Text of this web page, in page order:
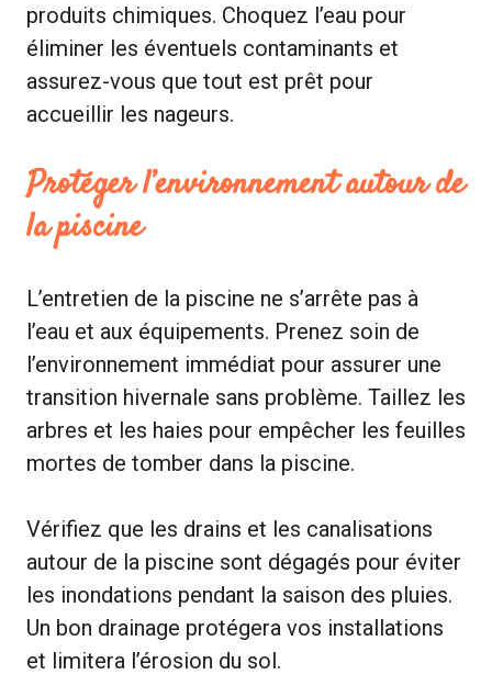
produits chimiques. Choquez l’eau pour
éliminer les éventuels contaminants et
assurez-vous que tout est prêt pour
accueillir les nageurs.
Protéger l’environnement autour de
la piscine
L’entretien de la piscine ne s’arrête pas à
l’eau et aux équipements. Prenez soin de
l’environnement immédiat pour assurer une
transition hivernale sans problème. Taillez les
arbres et les haies pour empêcher les feuilles
mortes de tomber dans la piscine.
Vérifiez que les drains et les canalisations
autour de la piscine sont dégagés pour éviter
les inondations pendant la saison des pluies.
Un bon drainage protégera vos installations
et limitera l’érosion du sol.